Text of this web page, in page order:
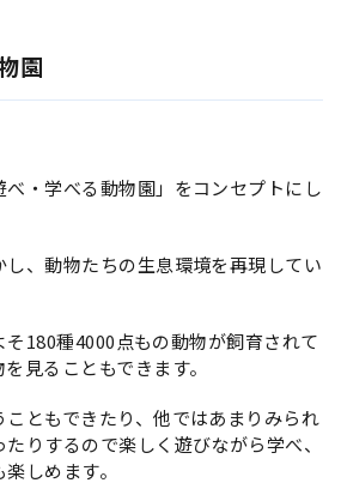
園
べ・学べる動物園」をコンセプトにし
し、動物たちの生息環境を再現してい
180種4000点もの動物が飼育されて
見ることもできます。
こともできたり、他ではあまりみられ
りするので楽しく遊びながら学べ、
しめます。